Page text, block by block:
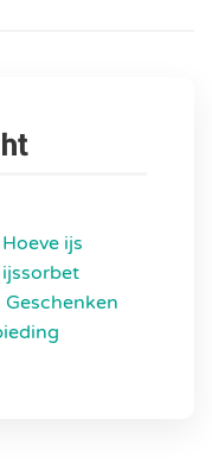
ijs